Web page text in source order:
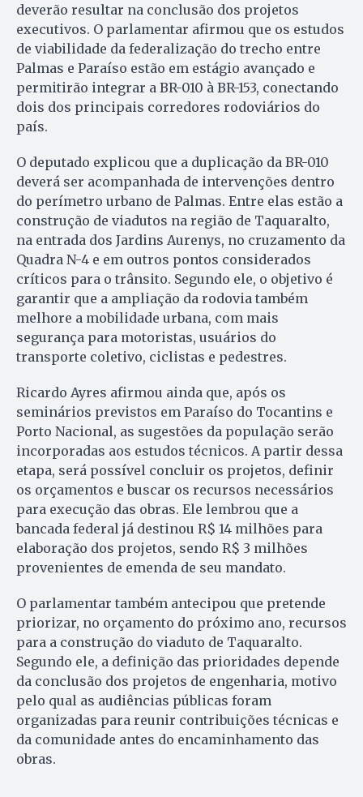
deverão resultar na conclusão dos projetos
executivos. O parlamentar afirmou que os estudos
de viabilidade da federalização do trecho entre
Palmas e Paraíso estão em estágio avançado e
permitirão integrar a BR-010 à BR-153, conectando
dois dos principais corredores rodoviários do
país.
O deputado explicou que a duplicação da BR-010
deverá ser acompanhada de intervenções dentro
do perímetro urbano de Palmas. Entre elas estão a
construção de viadutos na região de Taquaralto,
na entrada dos Jardins Aurenys, no cruzamento da
Quadra N-4 e em outros pontos considerados
críticos para o trânsito. Segundo ele, o objetivo é
garantir que a ampliação da rodovia também
melhore a mobilidade urbana, com mais
segurança para motoristas, usuários do
transporte coletivo, ciclistas e pedestres.
Ricardo Ayres afirmou ainda que, após os
seminários previstos em Paraíso do Tocantins e
Porto Nacional, as sugestões da população serão
incorporadas aos estudos técnicos. A partir dessa
etapa, será possível concluir os projetos, definir
os orçamentos e buscar os recursos necessários
para execução das obras. Ele lembrou que a
bancada federal já destinou R$ 14 milhões para
elaboração dos projetos, sendo R$ 3 milhões
provenientes de emenda de seu mandato.
O parlamentar também antecipou que pretende
priorizar, no orçamento do próximo ano, recursos
para a construção do viaduto de Taquaralto.
Segundo ele, a definição das prioridades depende
da conclusão dos projetos de engenharia, motivo
pelo qual as audiências públicas foram
organizadas para reunir contribuições técnicas e
da comunidade antes do encaminhamento das
obras.